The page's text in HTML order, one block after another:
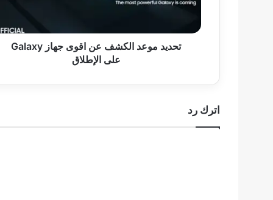
Galaxy
الإطلاق
تحديد موعد الكشف عن اقوى جهاز Galaxy
على الإطلاق
اترك رد